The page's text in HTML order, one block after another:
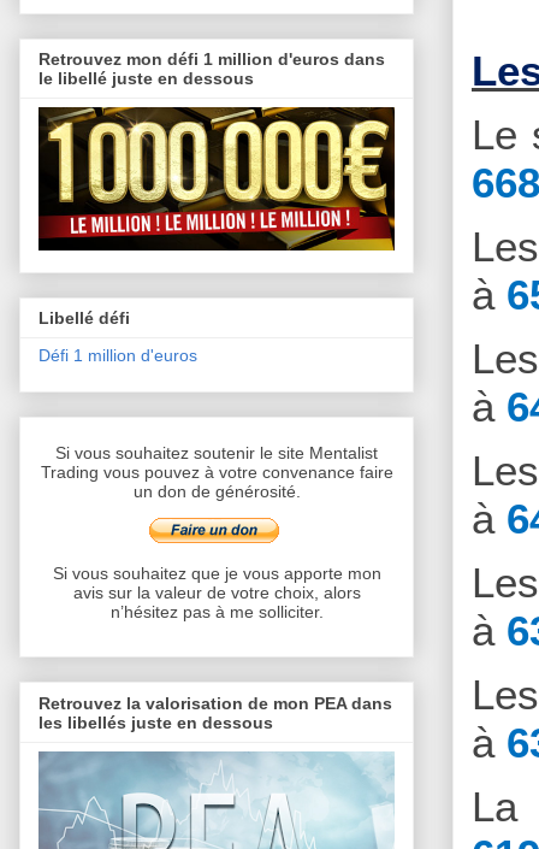
Le
à
à
à
à
à
La
Retrouvez mon défi 1 million d'euros dans
le libellé juste en dessous
Libellé défi
Défi 1 million d'euros
Si vous souhaitez soutenir le site Mentalist
Trading vous pouvez à votre convenance faire
un don de générosité.
Si vous souhaitez que je vous apporte mon
avis sur la valeur de votre choix, alors
n’hésitez pas à me solliciter.
Retrouvez la valorisation de mon PEA dans
les libellés juste en dessous